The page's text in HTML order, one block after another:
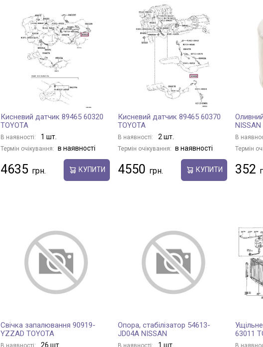
Кисневий датчик 89465 60320
TOYOTA
В наявності: 1 шт.
Термін очікування: в наявності
4635 КУПИТИ
Кисневий датчик 89465 60370
TOYOTA
В наявності: 2 шт.
Термін очікування: в наявності
4550 КУПИТИ
NISSAN
В
Термін
352
Свічка запалювання 90919-
YZZAD TOYOTA
В наявності: 26 шт.
Опора, стабілізатор 54613-
JD04A NISSAN
В наявності: 1 шт.
63011
В